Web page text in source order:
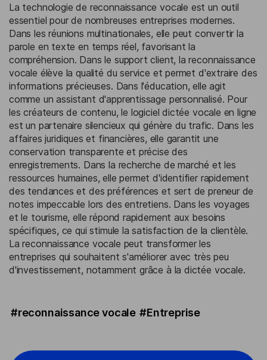
La technologie de reconnaissance vocale est un outil
essentiel pour de nombreuses entreprises modernes.
Dans les réunions multinationales, elle peut convertir la
parole en texte en temps réel, favorisant la
compréhension. Dans le support client, la reconnaissance
vocale élève la qualité du service et permet d'extraire des
informations précieuses. Dans l'éducation, elle agit
comme un assistant d'apprentissage personnalisé. Pour
les créateurs de contenu, le logiciel dictée vocale en ligne
est un partenaire silencieux qui génère du trafic. Dans les
affaires juridiques et financières, elle garantit une
conservation transparente et précise des
enregistrements. Dans la recherche de marché et les
ressources humaines, elle permet d'identifier rapidement
des tendances et des préférences et sert de preneur de
notes impeccable lors des entretiens. Dans les voyages
et le tourisme, elle répond rapidement aux besoins
spécifiques, ce qui stimule la satisfaction de la clientèle.
La reconnaissance vocale peut transformer les
entreprises qui souhaitent s'améliorer avec très peu
d'investissement, notamment grâce à la dictée vocale.
#reconnaissance vocale #Entreprise